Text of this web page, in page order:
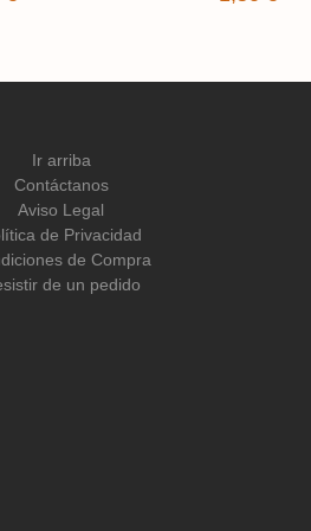
Ir arriba
Contáctanos
Aviso Legal
de Privacidad
de Compra
de un pedido